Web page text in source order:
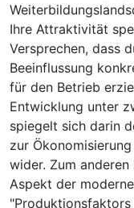
Ihre Attraktivität
Versprechen, dass
Beeinflussung
für den Betrieb
Entwicklung unter
spiegelt sich darin
zur
wider. Zum
Aspekt der
"Produktionsfaktors